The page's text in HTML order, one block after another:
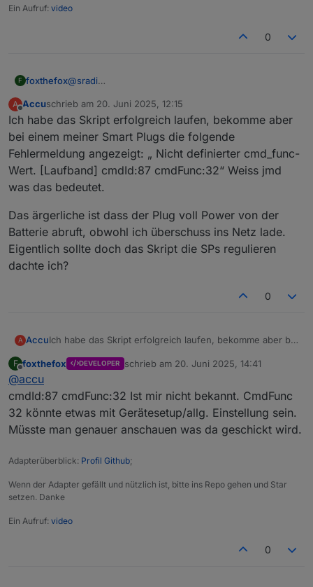
Ein Aufruf: video
0
F foxthefox@sradi
nicht.
A
Offline
Accuschrieb am 20. Juni 2025, 12:15
zuletzt editiert von
Ich habe das Skript erfolgreich laufen, bekomme aber
bei einem meiner Smart Plugs die folgende
Fehlermeldung angezeigt: „ Nicht definierter cmd_func-
Wert. [Laufband] cmdId:87 cmdFunc:32“ Weiss jmd
was das bedeutet.
Das ärgerliche ist dass der Plug voll Power von der
Batterie abruft, obwohl ich überschuss ins Netz lade.
Eigentlich sollte doch das Skript die SPs regulieren
dachte ich?
0
A AccuIch habe das Skript erfolgreich laufen, bekomme aber bei
angezeigt: „ Nicht definierter cmd_func-Wert. [Laufband]
Das ärgerliche ist dass der Plug voll Power von der
Eigentlich sollte doch das Skript die SPs regulieren
dachte ich?
F foxthefox DEVELOPER schrieb am 20. Juni 2025, 14:41
zuletzt editiert von
@accu
cmdId:87 cmdFunc:32 Ist mir nicht bekannt. CmdFunc
32 könnte etwas mit Gerätesetup/allg. Einstellung sein.
Müsste man genauer anschauen was da geschickt wird.
Adapterüberblick: Profil Github;
Wenn der Adapter gefällt und nützlich ist, bitte ins Repo gehen und Star
setzen. Danke
Ein Aufruf: video
0